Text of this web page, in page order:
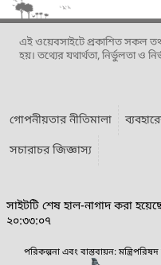
এই ওয়েবসাইটে প্রকাশিত সকল তথ্য
হয়। তথ্যের যথার্থতা, নির্ভুলতা ও
গোপনীয়তার নীতিমালা
সচারাচর জিজ্ঞাস্য
সাইটটি শেষ হাল-নাগাদ করা
২০:৩৩:০৭
পরিকল্পনা এবং বাস্তবায়ন: